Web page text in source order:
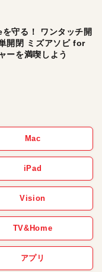
したい人にオスス
守る！ ワンタッチ開
開閉 ミズアソビ for
ーを満喫しよう
Mac
iPad
Vision
TV&Home
アプリ